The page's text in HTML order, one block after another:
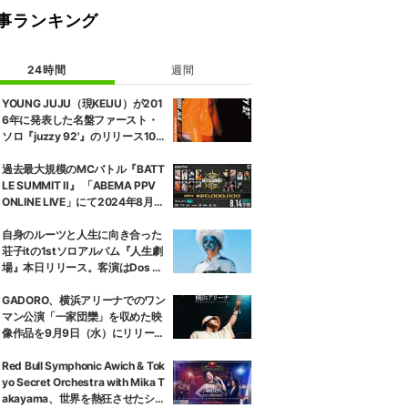
ランキング
24時間 週間
YOUNG JUJU（現KEIJU）が201
6年に発表した名盤ファースト・
ソロ『juzzy 92'』のリリース10
Anniversary Edition)』が2枚組O
range Color Vinyl／帯付き見開き
ジャケット／完全限定プレスのア
過去最大規模のMCバトル『BATT
LE SUMMIT Ⅱ』 「ABEMA PPV
ONLINE LIVE」にて2024年8月1
自身のルーツと人生に向き合った
荘子itの1stソロアルバム『人生劇
場』本日リリース。客演はDos M
み。
GADORO、横浜アリーナでのワン
マン公演「一家団欒」を収めた映
像作品を9月9日（水）にリリー
Red Bull Symphonic Awich & Tok
yo Secret Orchestra with Mika T
akayama、世界を熱狂させたシン